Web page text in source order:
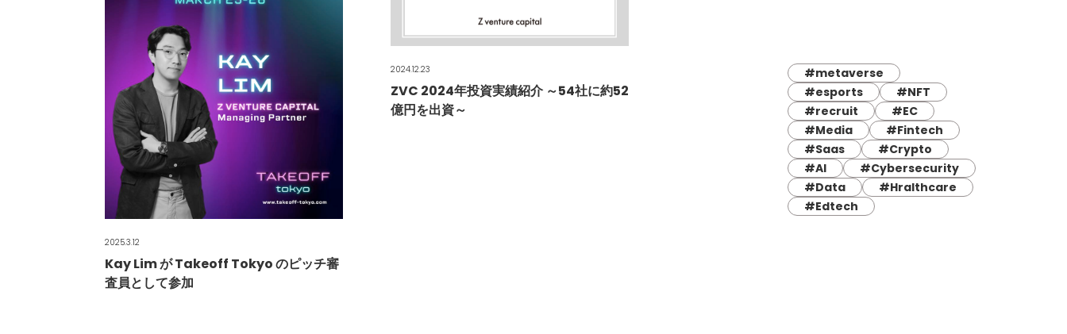
2025.3.12
Kay Lim が Takeoff Tokyo のピッチ審
査員として参加
2024.12.23
ZVC 2024年投資実績紹介 ～54社に約52
億円を出資～
#metaverse
#esports
#NFT
#recruit
#EC
#Media
#Fintech
#Saas
#Crypto
#AI
#Cybersecurity
#Data
#Hralthcare
#Edtech